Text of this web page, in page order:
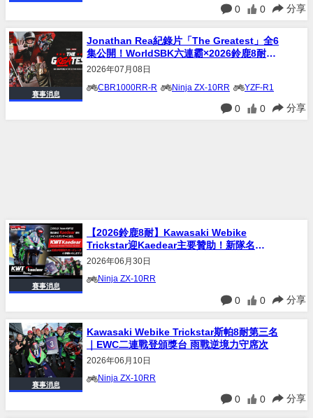
0 0 分享
賽事消息
Jonathan Rea紀錄片「The Greatest」全6
集公開！WorldSBK六連霸×2026鈴鹿8耐奪
冠×從本田到川崎、山葉完整職業生涯
2026年07月08日
CBR1000RR-R Ninja ZX-10RR YZF-R1
0 0 分享
賽事消息
【2026鈴鹿8耐】Kawasaki Webike
Trickstar迎Kaedear主要贊助！新隊名
「KWT Kaedear」挑戰主場賽事
2026年06月30日
Ninja ZX-10RR
0 0 分享
賽事消息
Kawasaki Webike Trickstar斯帕8耐第三名
｜EWC二連戰登頒獎台 雨戰逆境力守席次
2026年06月10日
Ninja ZX-10RR
0 0 分享